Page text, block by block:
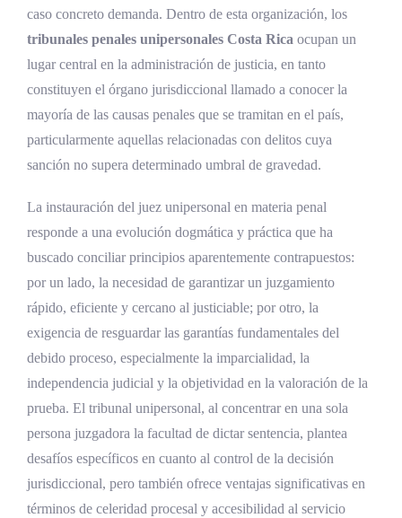
Garantías procesales aplicables en el juicio
ante tribunal unipersonal
El derecho al juez natural
Presunción de inocencia y carga de la
prueba
Defensa técnica y material
publicidad
Otras garantías esenciales
Rol del Ministerio Público y la defensa ante
el juez unipersonal
La víctima y el querellante en el proceso
ante tribunal unipersonal
Desarrollo histórico de los tribunales
unipersonales en Costa Rica
Antecedentes en la tradición hispánica
colonial
caso concreto demanda. Dentro de esta organización, los
tribunales penales unipersonales Costa Rica ocupan un
lugar central en la administración de justicia, en tanto
constituyen el órgano jurisdiccional llamado a conocer la
mayoría de las causas penales que se tramitan en el país,
particularmente aquellas relacionadas con delitos cuya
sanción no supera determinado umbral de gravedad.
La instauración del juez unipersonal en materia penal
responde a una evolución dogmática y práctica que ha
buscado conciliar principios aparentemente contrapuestos:
por un lado, la necesidad de garantizar un juzgamiento
rápido, eficiente y cercano al justiciable; por otro, la
exigencia de resguardar las garantías fundamentales del
debido proceso, especialmente la imparcialidad, la
independencia judicial y la objetividad en la valoración de la
prueba. El tribunal unipersonal, al concentrar en una sola
persona juzgadora la facultad de dictar sentencia, plantea
desafíos específicos en cuanto al control de la decisión
jurisdiccional, pero también ofrece ventajas significativas en
términos de celeridad procesal y accesibilidad al servicio